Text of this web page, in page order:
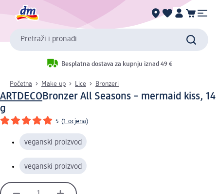
Pretraži i pronađi
Besplatna dostava za kupnju iznad 49 €
Početna Make up Lice Bronzeri
ARTDECOBronzer All Seasons – mermaid kiss, 14
g
5 (1 ocjena)
veganski proizvod
veganski proizvod